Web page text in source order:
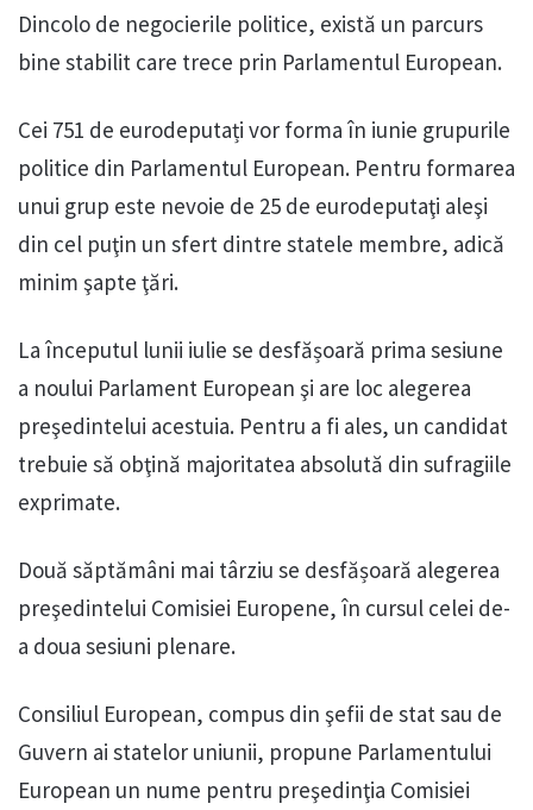
Dincolo de negocierile politice, există un parcurs
bine stabilit care trece prin Parlamentul European.
Cei 751 de eurodeputați vor forma în iunie grupurile
politice din Parlamentul European. Pentru formarea
unui grup este nevoie de 25 de eurodeputaţi aleşi
din cel puţin un sfert dintre statele membre, adică
minim şapte ţări.
La începutul lunii iulie se desfășoară prima sesiune
a noului Parlament European şi are loc alegerea
preşedintelui acestuia. Pentru a fi ales, un candidat
trebuie să obţină majoritatea absolută din sufragiile
exprimate.
Două săptămâni mai târziu se desfășoară alegerea
preşedintelui Comisiei Europene, în cursul celei de-
a doua sesiuni plenare.
Consiliul European, compus din şefii de stat sau de
Guvern ai statelor uniunii, propune Parlamentului
European un nume pentru preşedinţia Comisiei